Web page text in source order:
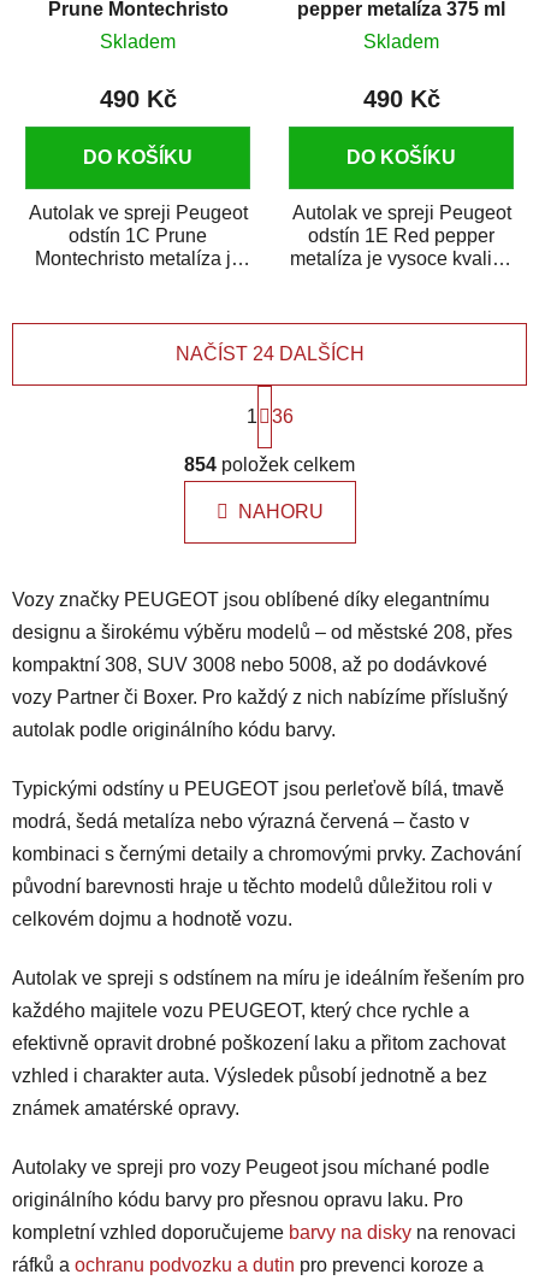
Prune Montechristo
metalíza 375 ml
Skladem
490 Kč
DO KOŠÍKU
Autolak ve spreji Peugeot
odstín 1C Prune
Montechristo metalíza je
pepper metalíza 375 ml
Skladem
490 Kč
DO KOŠÍKU
Autolak ve spreji Peugeot
odstín 1E Red pepper
metalíza je vysoce kvalitní
O
v
l
á
d
c
í
p
r
v
k
v
ý
p
i
s
u
NAČÍST 24 DALŠÍCH
t
r
á
n
k
n
í
1 36
854 položek celkem
NAHORU
Vozy značky PEUGEOT jsou oblíbené díky elegantnímu
designu a širokému výběru modelů – od městské 208, přes
kompaktní 308, SUV 3008 nebo 5008, až po dodávkové
vozy Partner či Boxer. Pro každý z nich nabízíme příslušný
autolak podle originálního kódu barvy.
Typickými odstíny u PEUGEOT jsou perleťově bílá, tmavě
modrá, šedá metalíza nebo výrazná červená – často v
kombinaci s černými detaily a chromovými prvky. Zachování
původní barevnosti hraje u těchto modelů důležitou roli v
celkovém dojmu a hodnotě vozu.
Autolak ve spreji s odstínem na míru je ideálním řešením pro
každého majitele vozu PEUGEOT, který chce rychle a
efektivně opravit drobné poškození laku a přitom zachovat
vzhled i charakter auta. Výsledek působí jednotně a bez
známek amatérské opravy.
Autolaky ve spreji pro vozy Peugeot jsou míchané podle
originálního kódu barvy pro přesnou opravu laku. Pro
kompletní vzhled doporučujeme barvy na disky na renovaci
ráfků a ochranu podvozku a dutin pro prevenci koroze a